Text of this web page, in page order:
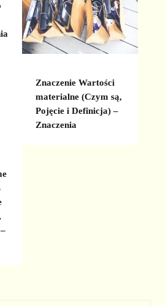
Znaczenie Wartości
materialne (Czym są,
Pojęcie i Definicja) –
Znaczenia